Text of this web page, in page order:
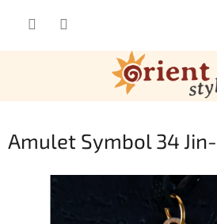
Amulet Symbol 34